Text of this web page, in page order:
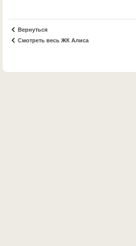
Вернуться
Смотреть весь ЖК Алиса